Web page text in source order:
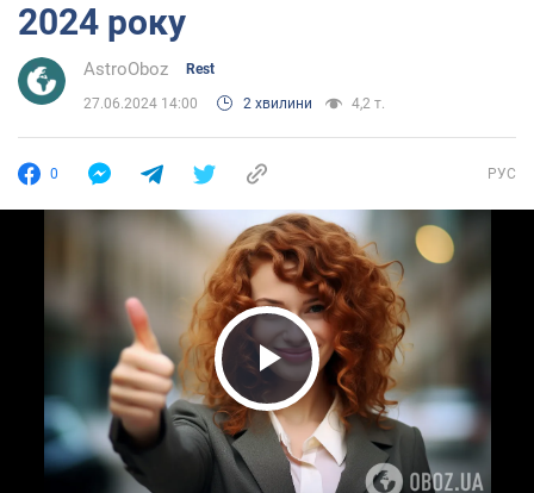
2024 року
AstroOboz Rest
27.06.2024 14:00 2 хвилини 4,2 т.
0 РУС
Play Video